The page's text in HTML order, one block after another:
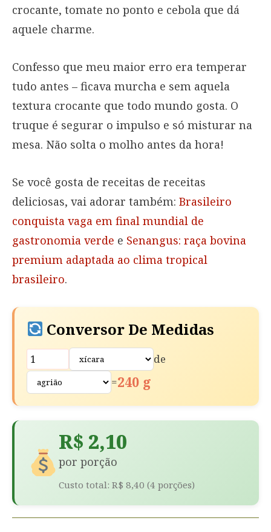
crocante, tomate no ponto e cebola que dá
aquele charme.
Confesso que meu maior erro era temperar
tudo antes – ficava murcha e sem aquela
textura crocante que todo mundo gosta. O
truque é segurar o impulso e só misturar na
mesa. Não solta o molho antes da hora!
Se você gosta de receitas de receitas
deliciosas, vai adorar também: Brasileiro
conquista vaga em final mundial de
gastronomia verde e Senangus: raça bovina
premium adaptada ao clima tropical
brasileiro.
Conversor De Medidas
de
=240 g
R$ 2,10
por porção
Custo total: R$ 8,40 (4 porções)